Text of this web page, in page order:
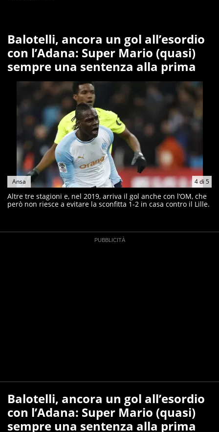
Balotelli, ancora un gol all’esordio
con l’Adana: Super Mario (quasi)
sempre una sentenza alla prima
4di 5
Ansa
Altre tre stagioni e, nel 2019, arriva il gol anche con l’OM, che
però non riesce a evitare la sconfitta 1-2 in casa contro il Lille.
Balotelli, ancora un gol all’esordio
con l’Adana: Super Mario (quasi)
sempre una sentenza alla prima